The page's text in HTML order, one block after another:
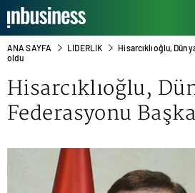
ANA SAYFA LIDERLIK
Hisarcıklıoğlu,
oldu
Hisarcıklıoğlu,
Federasyonu